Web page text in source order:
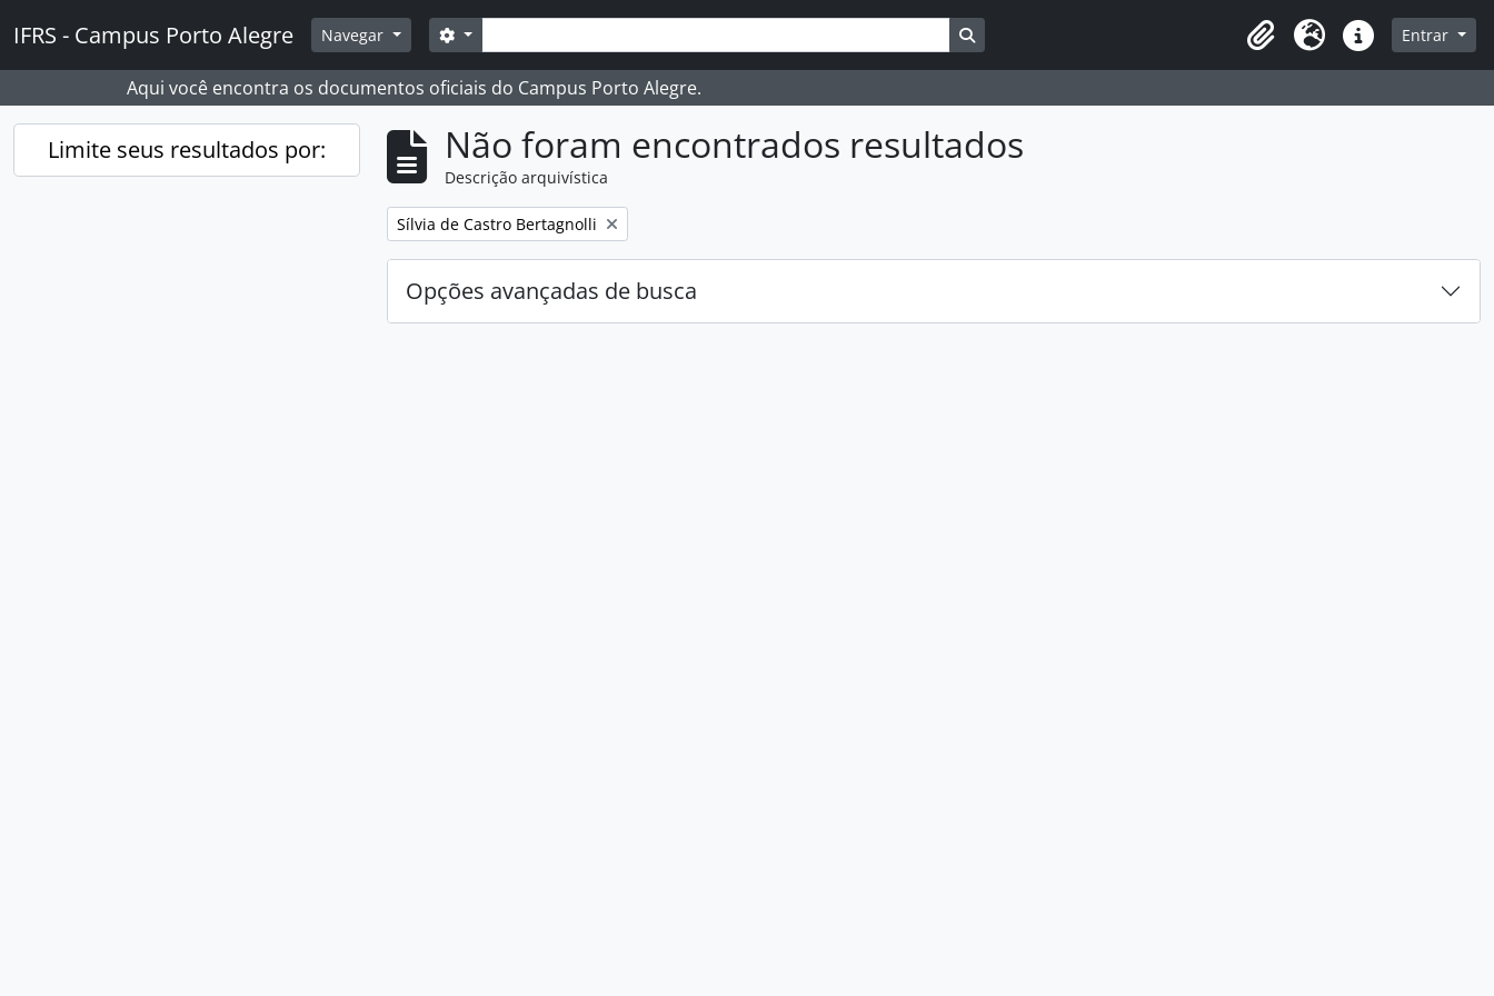
IFRS - Campus Porto Alegre Navegar Buscar
Opções de busca Busque na página de navegação
Idioma Atalhos Entrar
Aqui você encontra os documentos oficiais do Campus Porto Alegre.
Limite seus resultados por: Não foram encontrados resultados
Descrição arquivística
Remover filtro:
Sílvia de Castro Bertagnolli
Opções avançadas de busca